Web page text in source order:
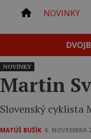
NOVINKY
NOVINKY
Martin
Slovenský cyklista
MATÚŠ BUŠÍK 6. NOVEMBRA